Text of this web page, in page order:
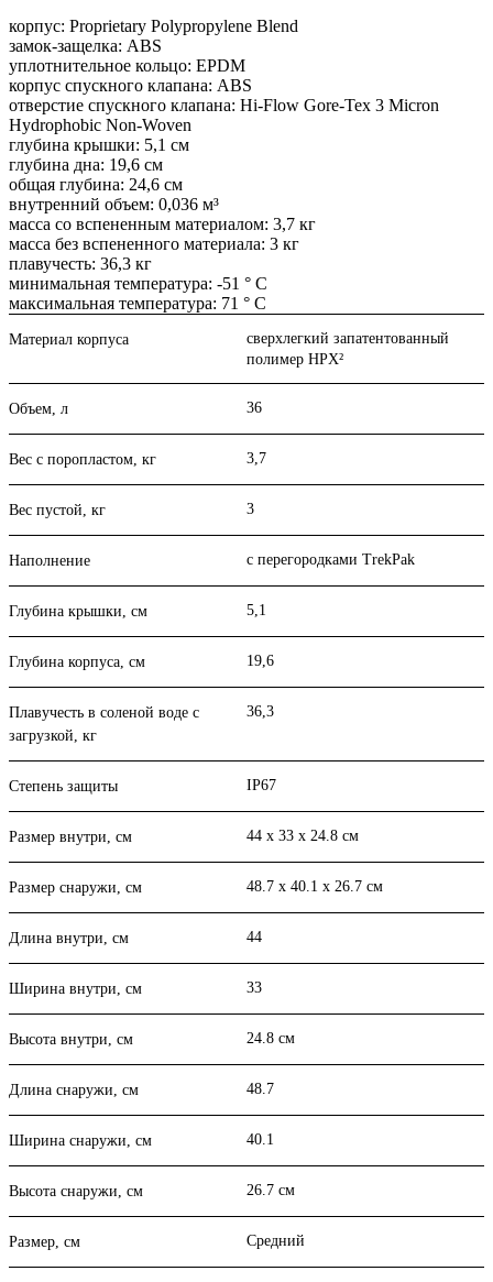
корпус: Proprietary Polypropylene Blend
замок-защелка: ABS
уплотнительное кольцо: EPDM
корпус спускного клапана: ABS
отверстие спускного клапана: Hi-Flow Gore-Tex 3 Micron
Hydrophobic Non-Woven
глубина крышки: 5,1 см
глубина дна: 19,6 см
общая глубина: 24,6 см
внутренний объем: 0,036 м³
масса со вспененным материалом: 3,7 кг
масса без вспененного материала: 3 кг
плавучесть: 36,3 кг
минимальная температура: -51 ° C
максимальная температура: 71 ° C
Материал корпуса
сверхлегкий запатентованный
полимер HPX²
Объем, л 36
Вес с поропластом, кг 3,7
Вес пустой, кг 3
Наполнение с перегородками TrekPak
Глубина крышки, см 5,1
Глубина корпуса, см 19,6
Плавучесть в соленой воде с
загрузкой, кг
36,3
Степень защиты IP67
Размер внутри, см 44 x 33 x 24.8 см
Размер снаружи, см 48.7 x 40.1 x 26.7 см
Длина внутри, см 44
Ширина внутри, см 33
Высота внутри, см 24.8 см
Длина снаружи, см 48.7
Ширина снаружи, см 40.1
Высота снаружи, см 26.7 см
Размер, см Средний